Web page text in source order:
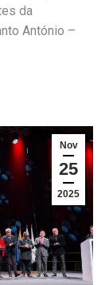
da
António –
Nov
25
2025